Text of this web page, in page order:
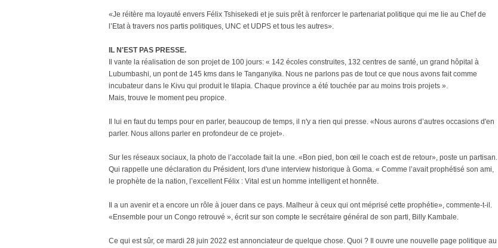
«Je réitère ma loyauté envers Félix Tshisekedi et je suis prêt à renforcer le partenariat politique qui me lie au Chef de
l’Etat à travers nos partis politiques, UNC et UDPS et tous les autres».
IL N'EST PAS PRESSE.
Il vante la réalisation de son projet de 100 jours: « 142 écoles construites, 132 centres de santé, un grand hôpital à
Lubumbashi, un pont de 145 kms dans le Tanganyika. Nous ne parlons pas de tout ce que nous avons fait comme
incubateur dans le Kivu qui produit le tilapia. Chaque province a été touchée par au moins trois projets ».
Mais, trouve le moment peu propice.
Il lui en faut du temps pour en parler, beaucoup de temps, il n'y a rien qui presse. «Nous aurons d’autres occasions d'en
parler. Nous allons parler en profondeur de ce projet».
Sur les réseaux sociaux, la photo de l’accolade fait la une. «Bon pied, bon œil le coach est de retour», poste un partisan.
Qui rappelle une déclaration du Président, lors d'une interview historique à Goma. « Comme l’avait prophétisé son ami,
le prophète de la nation, l’excellent Félix : Vital est un homme intelligent et honnête.
Il a un avenir et a encore un rôle à jouer dans ce pays. Malheur à ceux qui ont méprisé cette prophétie», commente-t-il.
«Ensemble pour un Congo retrouvé », écrit sur son compte le secrétaire général de son parti, Billy Kambale.
Ce qui est sûr, ce mardi 28 juin 2022 est annonciateur de quelque chose. Quoi ? Il ouvre une nouvelle page politique au